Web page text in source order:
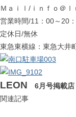
Ｍａｉｌ/ｉｎｆｏ＠
営業時間/11：00～20
定休日/無休
東急東横線：東急大
LEON 6月号掲載店
関連記事